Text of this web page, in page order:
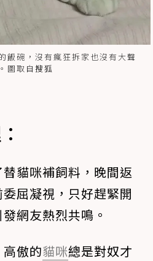
飯碗，沒有瘋狂拆家也沒有大聲
圖取自 搜狐
貓咪補飼料，晚間返
屈凝視，只好趕緊開
網友熱烈共鳴。
傲的貓咪總是對奴才